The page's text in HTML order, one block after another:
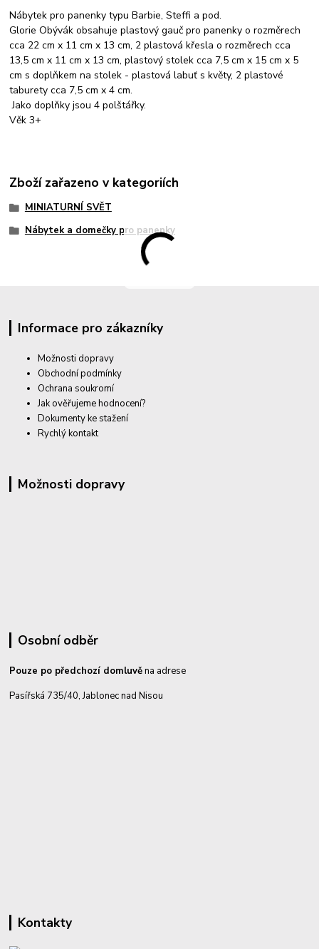
Nábytek pro panenky typu Barbie, Steffi a pod.
Glorie Obývák obsahuje plastový gauč pro panenky o rozměrech
cca 22 cm x 11 cm x 13 cm, 2 plastová křesla o rozměrech cca
13,5 cm x 11 cm x 13 cm, plastový stolek cca 7,5 cm x 15 cm x 5
cm s doplňkem na stolek - plastová labuť s květy, 2 plastové
taburety cca 7,5 cm x 4 cm.
Jako doplňky jsou 4 polštářky.
Věk 3+
Zboží zařazeno v kategoriích
MINIATURNÍ SVĚT
Nábytek a domečky pro panenky
Informace pro zákazníky
Možnosti dopravy
Obchodní podmínky
Ochrana soukromí
Jak ověřujeme hodnocení?
Dokumenty ke stažení
Rychlý kontakt
Možnosti dopravy
Osobní odběr
Pouze po předchozí domluvěna adrese
Pasířská 735/40, Jablonec nad Nisou
Kontakty